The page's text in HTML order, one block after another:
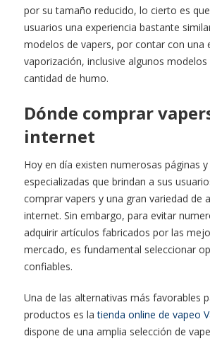
por su tamaño reducido, lo cierto es
usuarios una experiencia bastante
modelos de vapers, por contar con una
vaporización, inclusive algunos
cantidad de humo.
Dónde comprar
internet
Hoy en día existen numerosas páginas
especializadas que brindan a sus
comprar vapers y una gran variedad de
internet. Sin embargo, para evitar
adquirir artículos fabricados por las
mercado, es fundamental seleccionar
confiables.
Una de las alternativas más favorables
productos es latienda online de vapeo
dispone de una amplia selección de